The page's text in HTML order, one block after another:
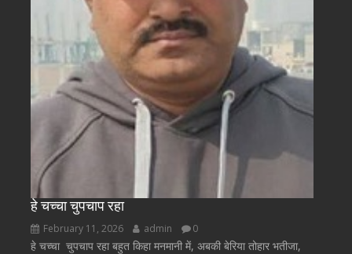
हे चच्चा चुपचाप रहा
February 11, 2026 admin 0
हे चच्चा चुपचाप रहा बहुत किहा मनमानी में, अबकी बेरिया तोहार भतीजा,